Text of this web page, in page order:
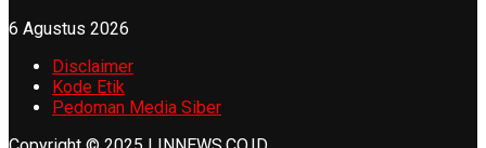
6 Agustus 2026
Disclaimer
Kode Etik
Pedoman Media Siber